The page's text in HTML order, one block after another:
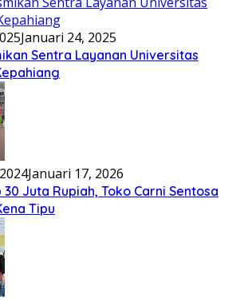
Januari 24, 2025
Sentra Layanan Universitas
Januari 17, 2026
Juta Rupiah, Toko Carni Sentosa
Tipu